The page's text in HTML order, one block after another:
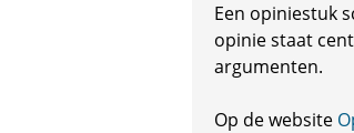
Een opiniestuk
opinie staat
argumenten.
Op de website